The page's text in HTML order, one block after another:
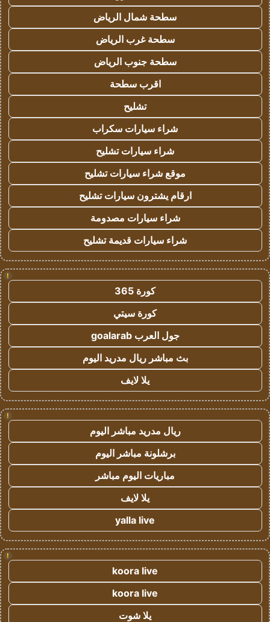
سطحة شمال الرياض
سطحة غرب الرياض
سطحة جنوب الرياض
اقرب سطحة
تشليح
شراء سيارات سكراب
شراء سيارات تشليح
موقع شراء سيارات تشليح
ارقام يشترون سيارات تشليح
شراء سيارات مصدومة
شراء سيارات قديمة تشليح
!
كورة 365
كورة سيتي
جول العرب goalarab
بث مباشر ريال مدريد اليوم
يلا لايف
!
ريال مدريد مباشر اليوم
برشلونة مباشر اليوم
مباريات اليوم مباشر
يلا لايف
yalla live
!
koora live
koora live
يلا شوت